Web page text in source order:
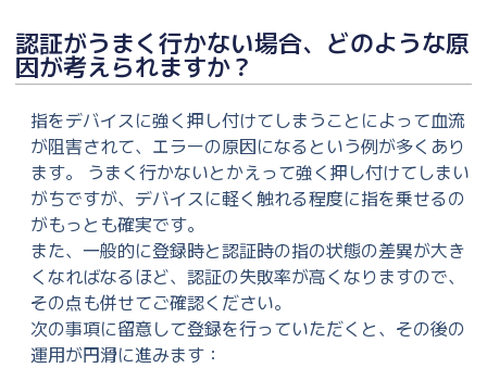
認証がうまく行かない場合、どのような原
因が考えられますか？
指をデバイスに強く押し付けてしまうことによって血流
が阻害されて、エラーの原因になるという例が多くあり
ます。 うまく行かないとかえって強く押し付けてしまい
がちですが、デバイスに軽く触れる程度に指を乗せるの
がもっとも確実です。
また、一般的に登録時と認証時の指の状態の差異が大き
くなればなるほど、認証の失敗率が高くなりますので、
その点も併せてご確認ください。
次の事項に留意して登録を行っていただくと、その後の
運用が円滑に進みます：